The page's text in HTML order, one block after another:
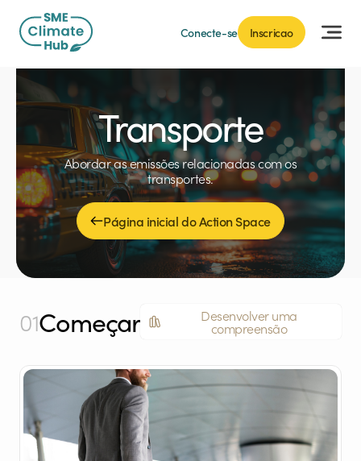
Conecte-se Inscricao
Transporte
Abordar as emissões relacionadas com os
transportes.
Página inicial do Action Space
01Começar Desenvolver uma
compreensão